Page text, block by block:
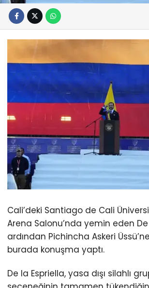
Cali’deki Santiago de Cali
Arena Salonu’nda yemin eden
ardından Pichincha Askeri
burada konuşma yaptı.
De la Espriella, yasa dışı silahlı